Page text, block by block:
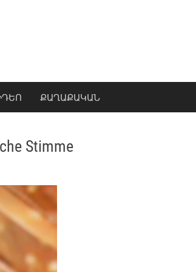
ՔԱՂԱՔԱԿԱՆ
Stimme